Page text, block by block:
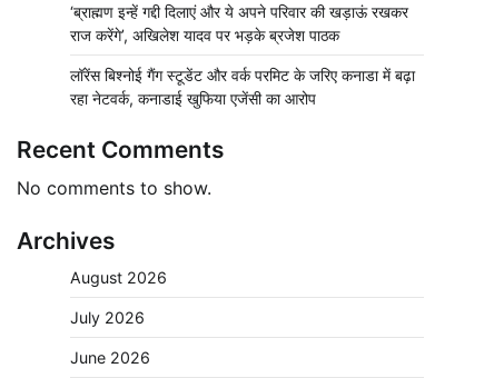
‘ब्राह्मण इन्हें गद्दी दिलाएं और ये अपने परिवार की खड़ाऊं रखकर
राज करेंगे’, अखिलेश यादव पर भड़के ब्रजेश पाठक
लॉरेंस बिश्नोई गैंग स्टूडेंट और वर्क परमिट के जरिए कनाडा में बढ़ा
रहा नेटवर्क, कनाडाई खुफिया एजेंसी का आरोप
Recent Comments
No comments to show.
Archives
August 2026
July 2026
June 2026